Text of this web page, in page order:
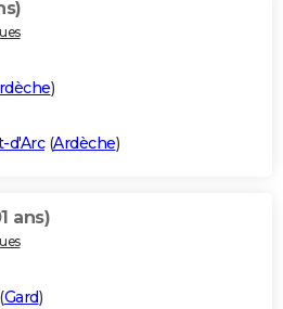
)
d'Arc(Ardèche)
ans)
(Gard)